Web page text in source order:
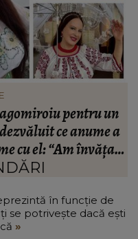
2026. Cum să te
pe care îl vizitezi
în funcție de
se potrivește dacă ești